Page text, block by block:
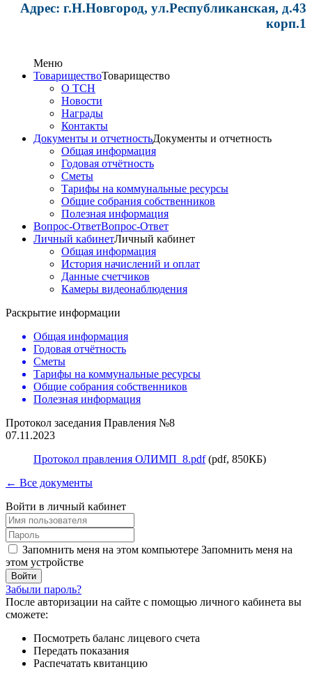
Адрес: г.Н.Новгород, ул.Республиканская, д.43
корп.1
Меню
ТовариществоТоварищество
О ТСН
Новости
Награды
Контакты
Документы и отчетностьДокументы и отчетность
Общая информация
Годовая отчётность
Сметы
Тарифы на коммунальные ресурсы
Общие собрания собственников
Полезная информация
Вопрос-ОтветВопрос-Ответ
Личный кабинетЛичный кабинет
Общая информация
История начислений и оплат
Данные счетчиков
Камеры видеонаблюдения
Раскрытие информации
Общая информация
Годовая отчётность
Сметы
Тарифы на коммунальные ресурсы
Общие собрания собственников
Полезная информация
Протокол заседания Правления №8
07.11.2023
Протокол правления ОЛИМП_8.pdf(pdf, 850КБ)
← Все документы
Войти в личный кабинет
Запомнить меня на этом компьютере Запомнить меня на
этом устройстве
Забыли пароль?
После авторизации на сайте с помощью личного кабинета вы
сможете:
Посмотреть баланс лицевого счета
Передать показания
Распечатать квитанцию